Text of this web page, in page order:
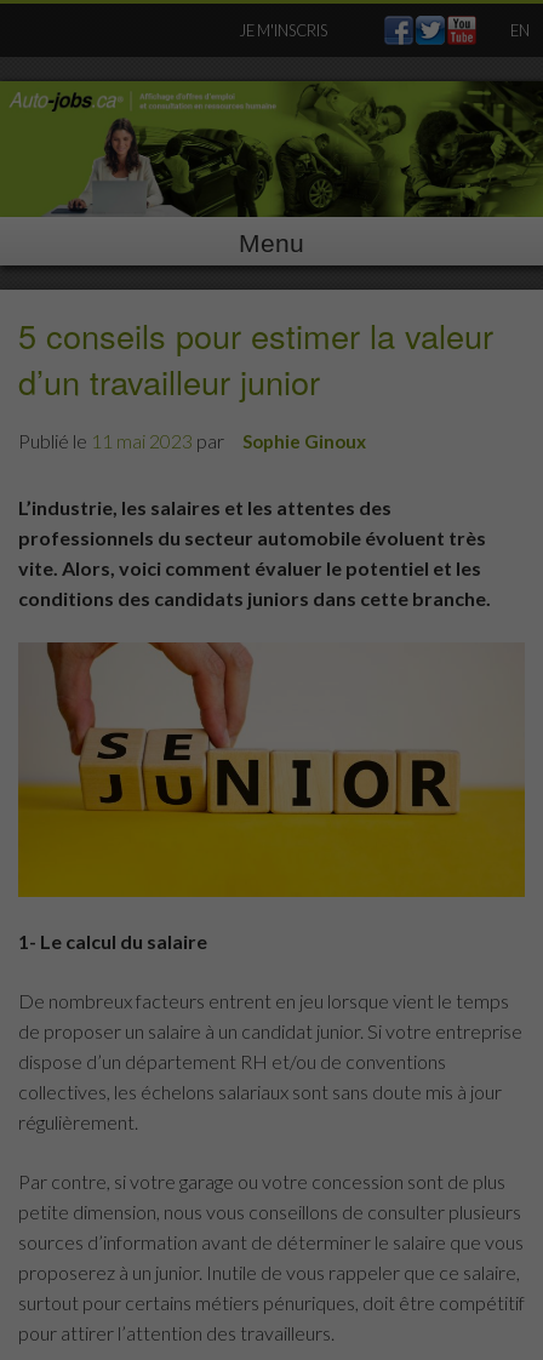
JE M'INSCRIS EN
Menu
5 conseils pour estimer la valeur
d’un travailleur junior
Publié le 11 mai 2023 par Sophie Ginoux
L’industrie, les salaires et les attentes des
professionnels du secteur automobile évoluent très
vite. Alors, voici comment évaluer le potentiel et les
conditions des candidats juniors dans cette branche.
1- Le calcul du salaire
De nombreux facteurs entrent en jeu lorsque vient le temps
de proposer un salaire à un candidat junior. Si votre entreprise
dispose d’un département RH et/ou de conventions
collectives, les échelons salariaux sont sans doute mis à jour
régulièrement.
Par contre, si votre garage ou votre concession sont de plus
petite dimension, nous vous conseillons de consulter plusieurs
sources d’information avant de déterminer le salaire que vous
proposerez à un junior. Inutile de vous rappeler que ce salaire,
surtout pour certains métiers pénuriques, doit être compétitif
pour attirer l’attention des travailleurs.